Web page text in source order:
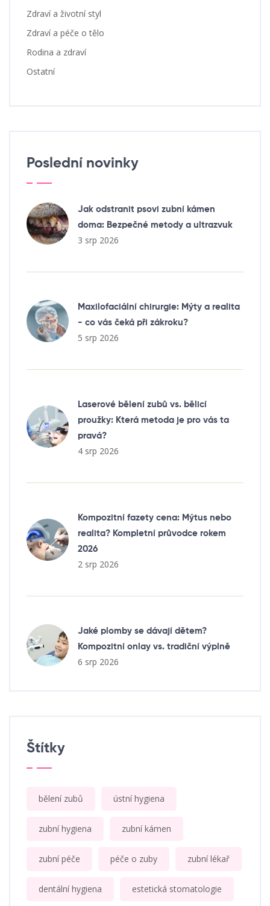
Zdraví a životní styl
Zdraví a péče o tělo
Rodina a zdraví
Ostatní
Poslední novinky
Jak odstranit psovi zubní kámen
doma: Bezpečné metody a ultrazvuk
3 srp 2026
Maxilofaciální chirurgie: Mýty a realita
- co vás čeká při zákroku?
5 srp 2026
Laserové bělení zubů vs. bělicí
proužky: Která metoda je pro vás ta
pravá?
4 srp 2026
Kompozitní fazety cena: Mýtus nebo
realita? Kompletní průvodce rokem
2026
2 srp 2026
Jaké plomby se dávají dětem?
Kompozitní onlay vs. tradiční výplně
6 srp 2026
Štítky
bělení zubů ústní hygiena
zubní hygiena zubní kámen
zubní péče péče o zuby zubní lékař
dentální hygiena estetická stomatologie